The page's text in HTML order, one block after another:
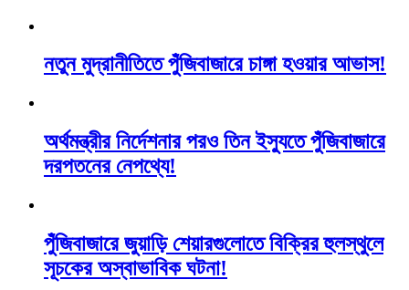
নতুন মুদ্রানীতিতে পুঁজিবাজারে চাঙ্গা হওয়ার আভাস!
অর্থমন্ত্রীর নির্দেশনার পরও তিন ইস্যুতে পুঁজিবাজারে
দরপতনের নেপথ্যে!
পুঁজিবাজারে জুয়াড়ি শেয়ারগুলোতে বিক্রির হুলস্থুলে
সূচকের অস্বাভাবিক ঘটনা!